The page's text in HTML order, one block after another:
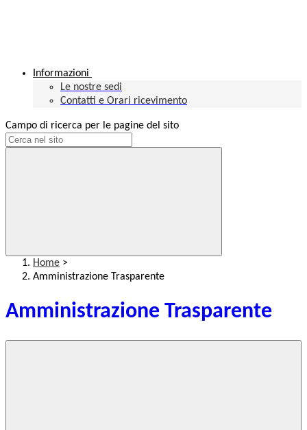
Informazioni
Le nostre sedi
Contatti e Orari ricevimento
Campo di ricerca per le pagine del sito
Home >
Amministrazione Trasparente
Amministrazione Trasparente